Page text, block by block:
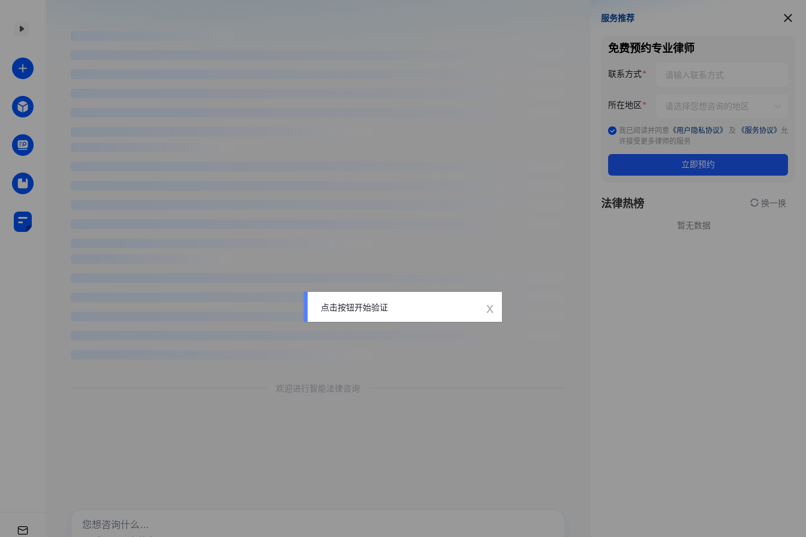
欢迎进行智能法律咨询
服务推荐
服务推荐
免费预约专业律师
联系方式
所在地区
我已阅读并同意 《用户隐私协议》 及 《服务协议》 允
许接受更多律师的服务
立即预约
法律热榜 换一换
暂无数据
点击按钮开始验证 x